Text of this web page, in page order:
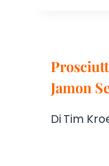
Jamon
DiTim